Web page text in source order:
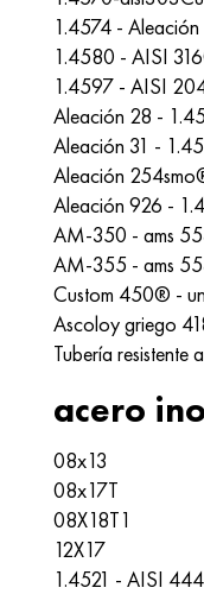
1.4574 -
1.4580 - AISI
1.4597 - AISI
Aleación 28 -
Aleación 31 -
Aleación
Aleación 926 -
AM-350 - ams
AM-355 - ams
Custom 450® -
Ascoloy griego
Tubería resistente
acero
08x13
08x17T
08X18T1
12X17
1.4521 - AISI 444